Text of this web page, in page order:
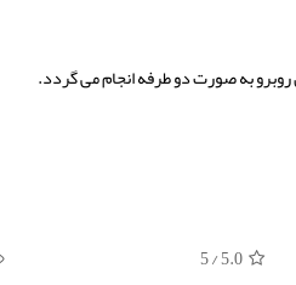
5.0
/ 5